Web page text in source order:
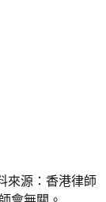
來源：香港律師